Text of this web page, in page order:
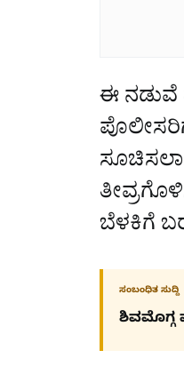
ಈ ನಡುವೆ
ಬೆಳಕಿಗೆ
ಸಂಬಂಧಿತ ಸುದ್ದಿ
ಶಿವಮೊಗ್ಗ